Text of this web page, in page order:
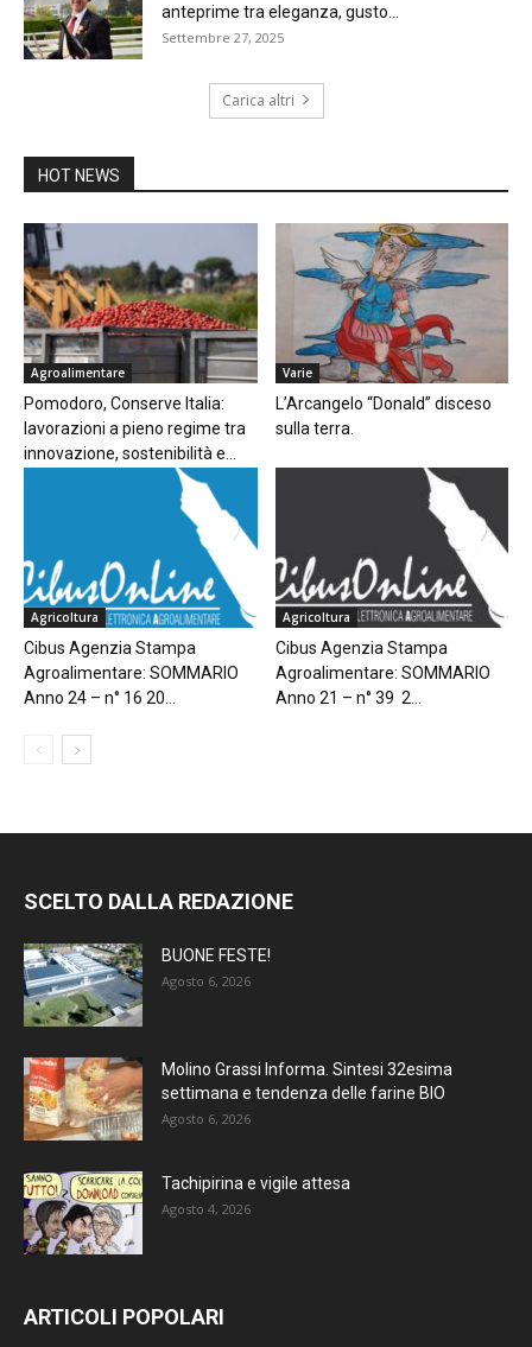
anteprime tra eleganza, gusto...
Settembre 27, 2025
Carica altri
HOT NEWS
Agroalimentare
Pomodoro, Conserve Italia:
lavorazioni a pieno regime tra
innovazione, sostenibilità e...
Varie
L’Arcangelo “Donald” disceso
sulla terra.
Agricoltura
Cibus Agenzia Stampa
Agroalimentare: SOMMARIO
Anno 24 – n° 16 20...
Agricoltura
Cibus Agenzia Stampa
Agroalimentare: SOMMARIO
Anno 21 – n° 39 2...
SCELTO DALLA REDAZIONE
BUONE FESTE!
Agosto 6, 2026
Molino Grassi Informa. Sintesi 32esima
settimana e tendenza delle farine BIO
Agosto 6, 2026
Tachipirina e vigile attesa
Agosto 4, 2026
ARTICOLI POPOLARI